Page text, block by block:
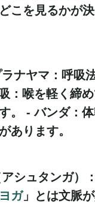
こを見るかが
ナヤマ ：呼吸
：喉を軽く締
。 -バンダ：
あります。
シュタンガ）
ガ」とは文脈